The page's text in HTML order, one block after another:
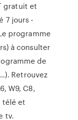
gratuit et
7 jours -
programme
à consulter
de
Retrouvez
W9, C8,
télé et
tv.